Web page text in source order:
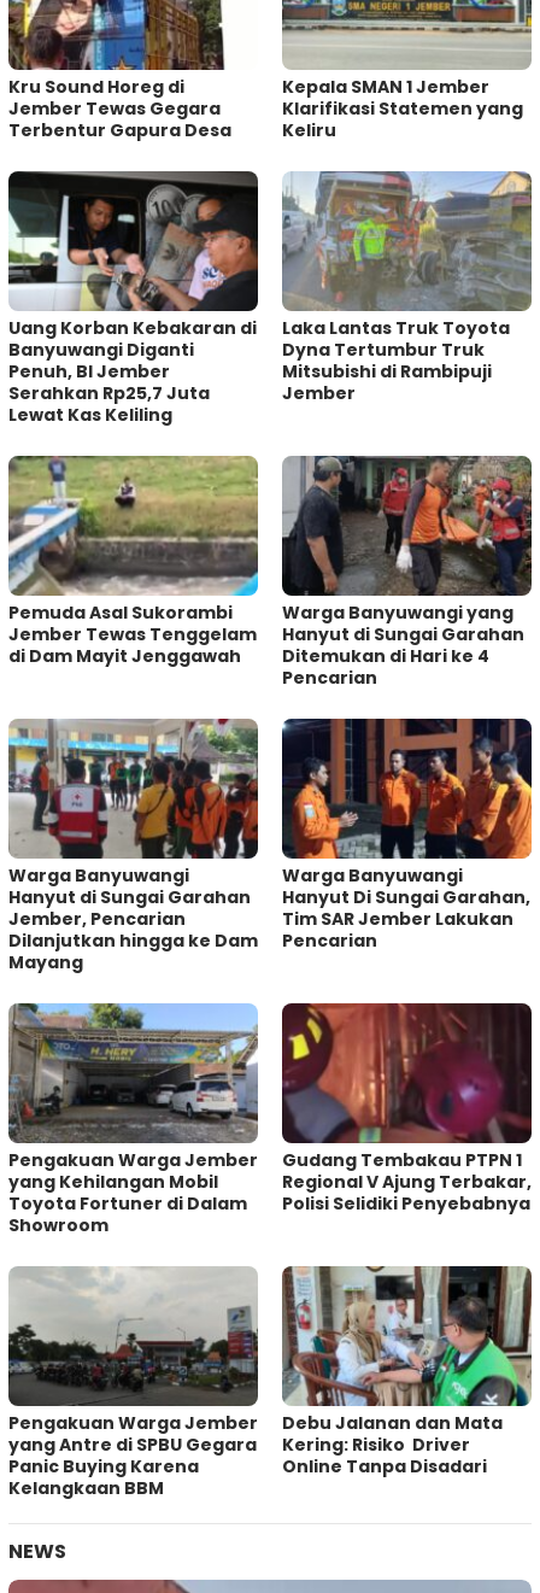
Kru Sound Horeg di
Jember Tewas Gegara
Terbentur Gapura Desa
Kepala SMAN 1 Jember
Klarifikasi Statemen yang
Keliru
Uang Korban Kebakaran di
Banyuwangi Diganti
Penuh, BI Jember
Serahkan Rp25,7 Juta
Lewat Kas Keliling
Laka Lantas Truk Toyota
Dyna Tertumbur Truk
Mitsubishi di Rambipuji
Jember
Pemuda Asal Sukorambi
Jember Tewas Tenggelam
di Dam Mayit Jenggawah
Warga Banyuwangi yang
Hanyut di Sungai Garahan
Ditemukan di Hari ke 4
Pencarian
Warga Banyuwangi
Hanyut di Sungai Garahan
Jember, Pencarian
Dilanjutkan hingga ke Dam
Mayang
Warga Banyuwangi
Hanyut Di Sungai Garahan,
Tim SAR Jember Lakukan
Pencarian
Pengakuan Warga Jember
yang Kehilangan Mobil
Toyota Fortuner di Dalam
Showroom
Gudang Tembakau PTPN 1
Regional V Ajung Terbakar,
Polisi Selidiki Penyebabnya
Pengakuan Warga Jember
yang Antre di SPBU Gegara
Panic Buying Karena
Kelangkaan BBM
Debu Jalanan dan Mata
Kering: Risiko Driver
Online Tanpa Disadari
NEWS